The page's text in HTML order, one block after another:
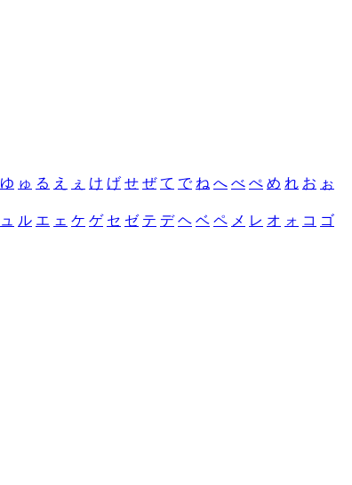
ゆ ゅ る え ぇ け げ せ ぜ て で ね へ べ ぺ め れ お ぉ
ュ ル エ ェ ケ ゲ セ ゼ テ デ ヘ ベ ペ メ レ オ ォ コ ゴ